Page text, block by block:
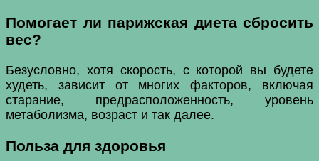
Помогает ли парижская диета сбросить
вес?
Безусловно, хотя скорость, с которой вы будете
худеть, зависит от многих факторов, включая
старание, предрасположенность, уровень
метаболизма, возраст и так далее.
Польза для здоровья